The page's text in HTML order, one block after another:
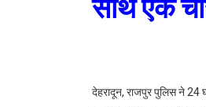
साथ एक
देहरादून, राजपुर पुलिस ने 24